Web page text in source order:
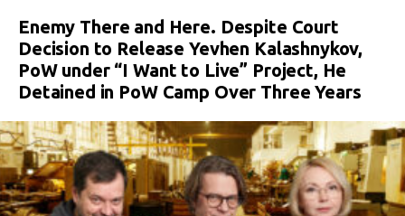
Enemy There and Here. Despite Court
Decision to Release Yevhen Kalashnykov,
PoW under “I Want to Live” Project, He
Detained in PoW Camp Over Three Years